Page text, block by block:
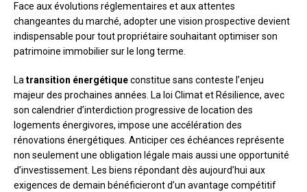
Face aux évolutions réglementaires et aux attentes
changeantes du marché, adopter une vision prospective devient
indispensable pour tout propriétaire souhaitant optimiser son
patrimoine immobilier sur le long terme.
La transition énergétiqueconstitue sans conteste l’enjeu
majeur des prochaines années. La loi Climat et Résilience, avec
son calendrier d’interdiction progressive de location des
logements énergivores, impose une accélération des
rénovations énergétiques. Anticiper ces échéances représente
non seulement une obligation légale mais aussi une opportunité
d’investissement. Les biens répondant dès aujourd’hui aux
exigences de demain bénéficieront d’un avantage compétitif